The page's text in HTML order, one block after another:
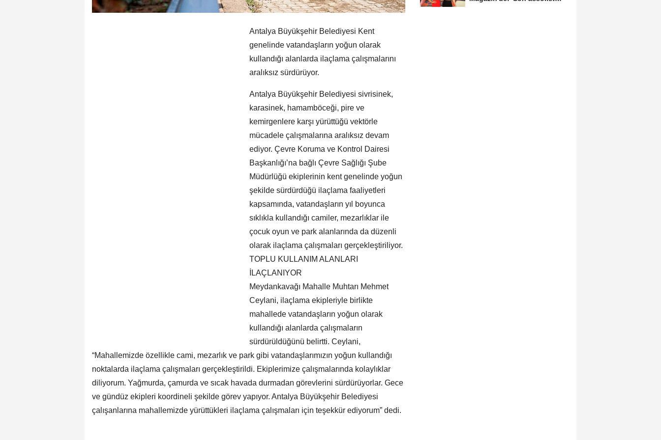
Antalya Büyükşehir Belediyesi Kent
genelinde vatandaşların yoğun olarak
kullandığı alanlarda ilaçlama çalışmalarını
aralıksız sürdürüyor.
Antalya Büyükşehir Belediyesi sivrisinek,
karasinek, hamamböceği, pire ve
kemirgenlere karşı yürüttüğü vektörle
mücadele çalışmalarına aralıksız devam
ediyor. Çevre Koruma ve Kontrol Dairesi
Başkanlığı’na bağlı Çevre Sağlığı Şube
Müdürlüğü ekiplerinin kent genelinde yoğun
şekilde sürdürdüğü ilaçlama faaliyetleri
kapsamında, vatandaşların yıl boyunca
sıklıkla kullandığı camiler, mezarlıklar ile
çocuk oyun ve park alanlarında da düzenli
olarak ilaçlama çalışmaları gerçekleştiriliyor.
TOPLU KULLANIM ALANLARI
İLAÇLANIYOR
Meydankavağı Mahalle Muhtarı Mehmet
Ceylani, ilaçlama ekipleriyle birlikte
mahallede vatandaşların yoğun olarak
kullandığı alanlarda çalışmaların
sürdürüldüğünü belirtti. Ceylani,
“Mahallemizde özellikle cami, mezarlık ve park gibi vatandaşlarımızın yoğun kullandığı
noktalarda ilaçlama çalışmaları gerçekleştirildi. Ekiplerimize çalışmalarında kolaylıklar
diliyorum. Yağmurda, çamurda ve sıcak havada durmadan görevlerini sürdürüyorlar. Gece
ve gündüz ekipleri koordineli şekilde görev yapıyor. Antalya Büyükşehir Belediyesi
çalışanlarına mahallemizde yürüttükleri ilaçlama çalışmaları için teşekkür ediyorum” dedi.